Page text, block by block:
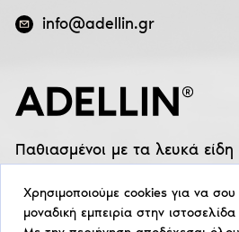
Παθιασμένοι με τα λευκά
info@adellin.gr
Χρησιμοποιούμε cookies για να
μοναδική εμπειρία στην